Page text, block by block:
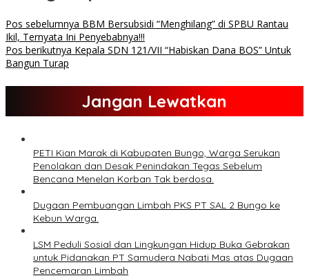
Pos sebelumnya BBM Bersubsidi “Menghilang” di SPBU Rantau
Ikil, Ternyata Ini Penyebabnya!!!
Pos berikutnya Kepala SDN 121/VII “Habiskan Dana BOS” Untuk
Bangun Turap
Jangan Lewatkan
PETI Kian Marak di Kabupaten Bungo, Warga Serukan
Penolakan dan Desak Penindakan Tegas Sebelum
Bencana Menelan Korban Tak berdosa.
Dugaan Pembuangan Limbah PKS PT SAL 2 Bungo ke
Kebun Warga.
LSM Peduli Sosial dan Lingkungan Hidup Buka Gebrakan
untuk Pidanakan PT Samudera Nabati Mas atas Dugaan
Pencemaran Limbah